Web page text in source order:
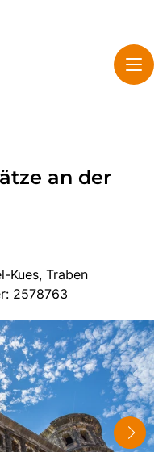
an der
Kues, Traben
2578763